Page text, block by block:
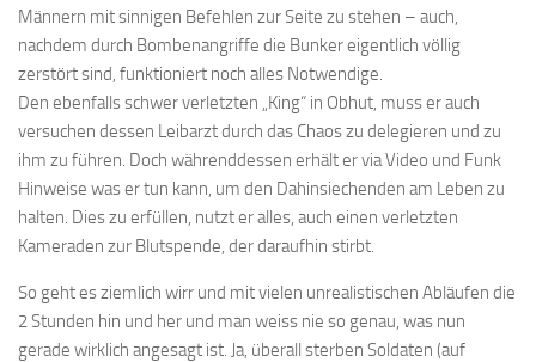
Männern mit sinnigen Befehlen zur Seite zu stehen – auch,
nachdem durch Bombenangriffe die Bunker eigentlich völlig
zerstört sind, funktioniert noch alles Notwendige.
Den ebenfalls schwer verletzten „King“ in Obhut, muss er auch
versuchen dessen Leibarzt durch das Chaos zu delegieren und zu
ihm zu führen. Doch währenddessen erhält er via Video und Funk
Hinweise was er tun kann, um den Dahinsiechenden am Leben zu
halten. Dies zu erfüllen, nutzt er alles, auch einen verletzten
Kameraden zur Blutspende, der daraufhin stirbt.
So geht es ziemlich wirr und mit vielen unrealistischen Abläufen die
2 Stunden hin und her und man weiss nie so genau, was nun
gerade wirklich angesagt ist. Ja, überall sterben Soldaten (auf